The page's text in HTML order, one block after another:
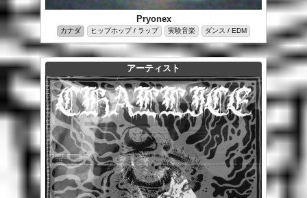
Pryonex
カナダ ヒップホップ / ラップ 実験音楽 ダンス / EDM
アーティスト